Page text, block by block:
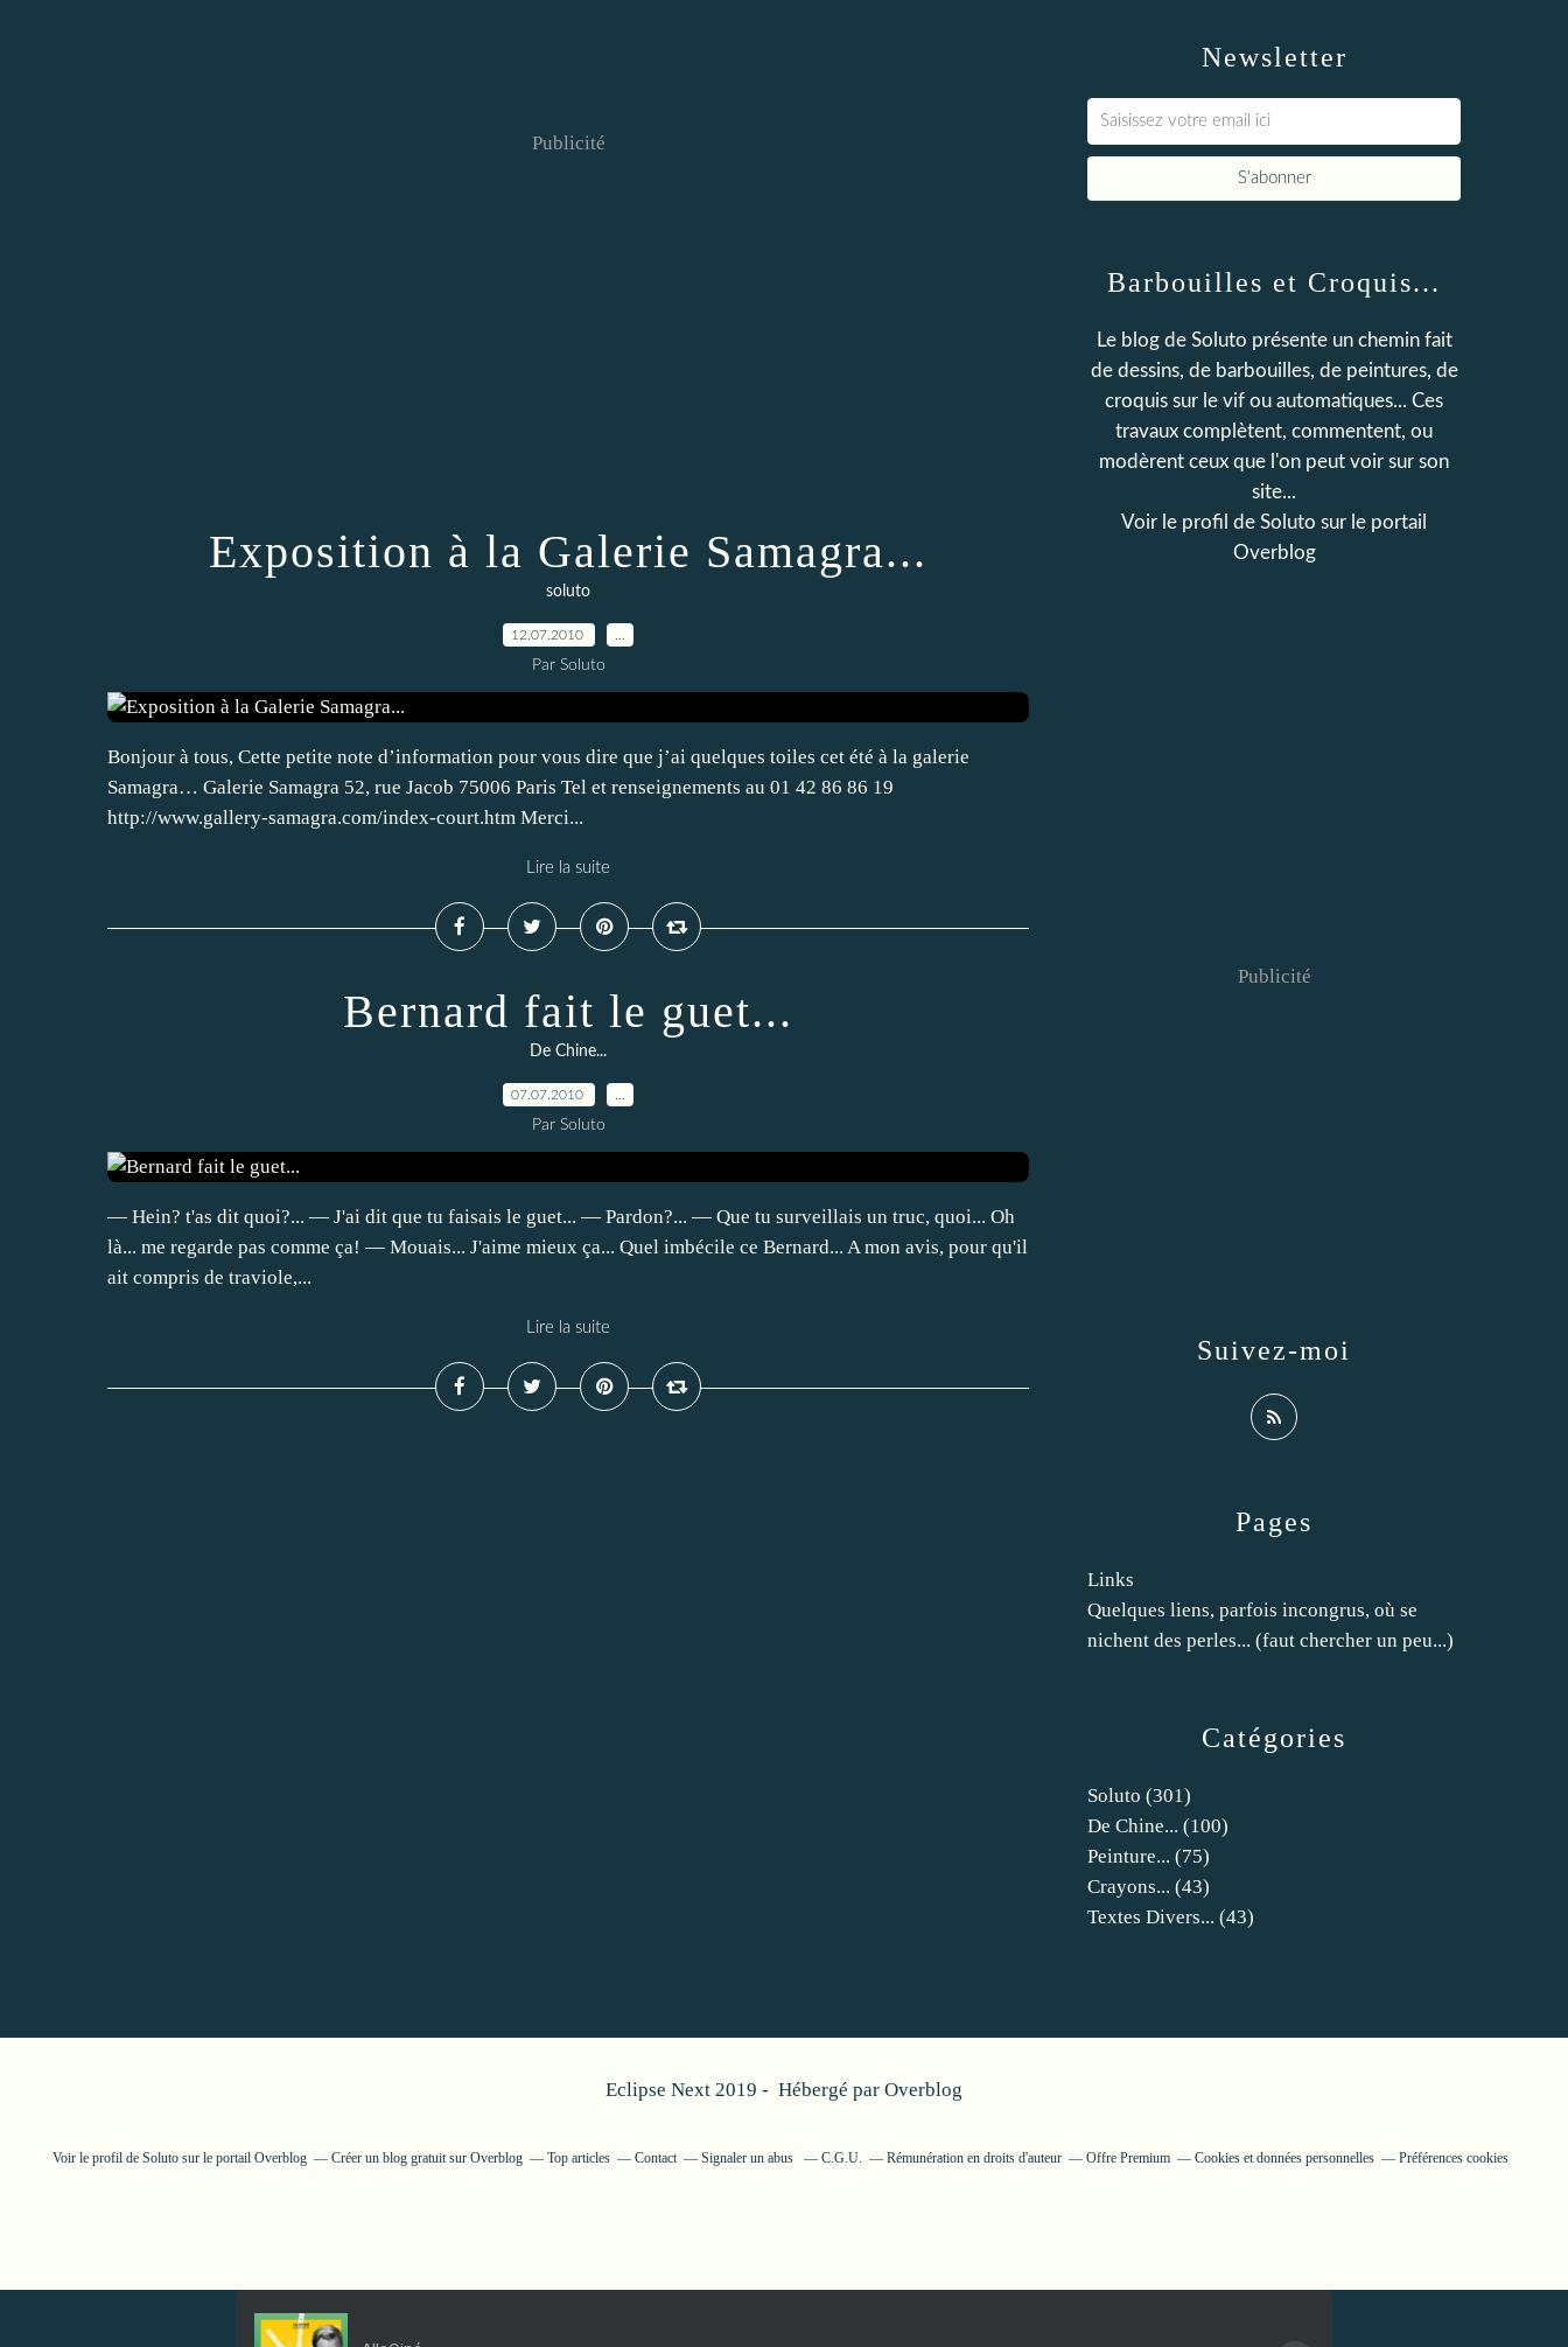
Publicité
Exposition à la Galerie Samagra...
soluto
12.07.2010
Par Soluto
Bonjour à tous, Cette petite note d’information pour vous dire que j’ai quelques toiles cet été à la galerie
Samagra… Galerie Samagra 52, rue Jacob 75006 Paris Tel et renseignements au 01 42 86 86 19
http://www.gallery-samagra.com/index-court.htm Merci...
Lire la suite
Bernard fait le guet...
De Chine...
07.07.2010
Par Soluto
— Hein? t'as dit quoi?... — J'ai dit que tu faisais le guet... — Pardon?... — Que tu surveillais un truc, quoi... Oh
là... me regarde pas comme ça! — Mouais... J'aime mieux ça... Quel imbécile ce Bernard... A mon avis, pour qu'il
ait compris de traviole,...
Lire la suite
Newsletter
Catégories
Soluto (301)
De Chine... (100)
Peinture... (75)
Crayons... (43)
Textes Divers... (43)
Pages
Links
Quelques liens, parfois incongrus, où se
nichent des perles... (faut chercher un peu...)
Barbouilles et Croquis...
Le blog de Soluto présente un chemin fait
de dessins, de barbouilles, de peintures, de
croquis sur le vif ou automatiques... Ces
travaux complètent, commentent, ou
modèrent ceux que l'on peut voir sur son
site...
Voir le profil de Soluto sur le portail
Overblog
Suivez-moi
Publicité
Eclipse Next 2019 - Hébergé par Overblog
Voir le profil de Soluto sur le portail Overblog Créer un blog gratuit sur Overblog Top articles Contact Signaler un abus C.G.U. Rémunération en droits d'auteur Offre Premium Cookies et données personnelles Préférences cookies